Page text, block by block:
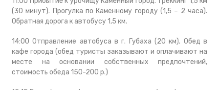
(30 минут). Прогулка по Каменному городу (1,5 – 2 часа).
Обратная дорога к автобусу 1,5 км.
14:00 Отправление автобуса в г. Губаха (20 км). Обед в
кафе города (обед туристы заказывают и оплачивают на
месте на основании собственных предпочтений,
стоимость обеда 150-200 р.)